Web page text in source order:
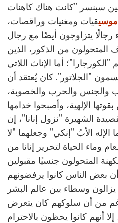
سبنسر "كانت هناك كاهنات
موسيقيات ومغنيات وراقصات،
رجالًا يتزاوجون أيضًا مع رجال
يُعرف المتحولون من الذكور، الذين
أما الإناث اللاتي
"الجلاتور". كان يُعتقد أن
والجنس والحرب والخصوبة،
الإلهية، وأصبحوا خدامها
الشهيرة "نزول إنانا"، إن
الإله الأبُ "إنكي" وجعلهما "لا
وماء الحياة لتحرير إنانا من
المتحولون جنسيًا مقبولين
أن بعض الناس كانوا يرفضونهم
وسطاء بين عالم البشر
من أن سلوكهم كان يتعرض